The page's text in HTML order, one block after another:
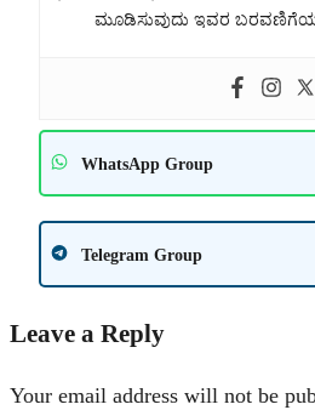
ಮೂಡಿಸುವುದು ಇವರ ಬರವಣಿಗೆಯ
WhatsApp Group
Telegram Group
Leave a Reply
Your email address will not be